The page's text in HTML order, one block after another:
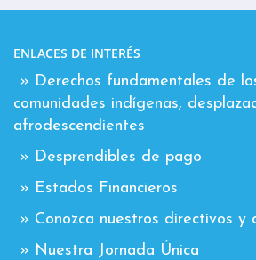
ENLACES DE INTERÉS
» Derechos fundamentales de
comunidades indígenas,
afrodescendientes
» Desprendibles de pago
» Estados Financieros
» Conozca nuestros directivos y
» Nuestra Jornada Única